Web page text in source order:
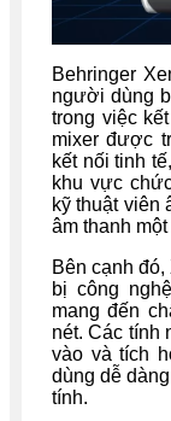
Behringer
người dùng
trong việc
mixer được
kết nối tinh
khu vực
kỹ thuật viên
âm thanh
Bên cạnh
bị công
mang đến
nét. Các tính
vào và tích
dùng dễ
tính.